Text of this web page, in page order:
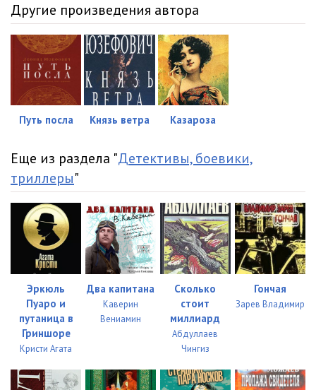
Kostyum_Arlekina_0021
Kostyum_Arlekina_0022
Другие произведения автора
Путь посла Князь ветра Казароза
Еще из раздела "Детективы, боевики,
триллеры"
Эркюль
Пуаро и
путаница в
Гриншоре
Кристи Агата
Два капитана
Каверин
Вениамин
Сколько
стоит
миллиард
Абдуллаев
Чингиз
Гончая
Зарев Владимир